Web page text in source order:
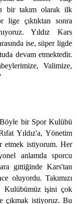
bir takım olarak ilk
lige çıktıktan sonra
Yıldız Kars
ise, süper ligde
devam etmektedir.
Valimize,
bir Spor Kulübü
Yıldız'a, Yönetim
etmek istiyorum. Her
anlamda sporcu
gittiğinde Kars'tan
oluyordu. Takımızı
Kulübümüz işini çok
çıkmak istiyoruz. Bu